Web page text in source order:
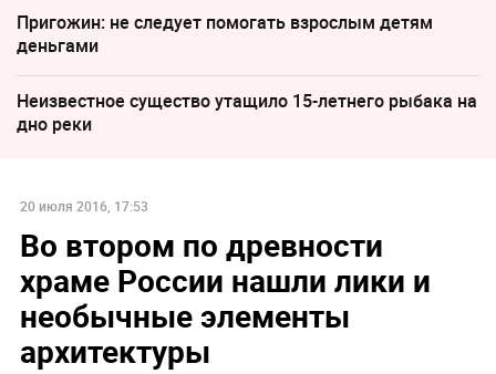
Пригожин: не следует помогать взрослым детям
деньгами
Неизвестное существо утащило 15-летнего рыбака на
дно реки
20 июля 2016, 17:53
Во втором по древности
храме России нашли лики и
необычные элементы
архитектуры